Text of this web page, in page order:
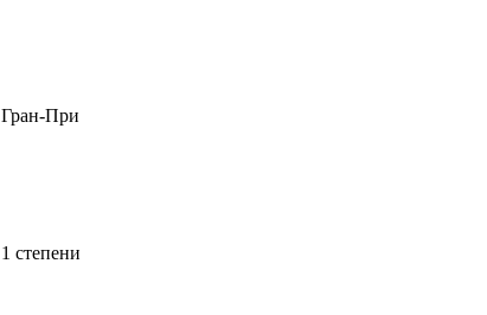
Гран-При
1 степени